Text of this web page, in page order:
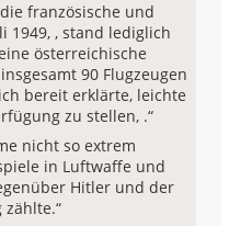
französische und
1949, , stand lediglich
österreichische
90 Flugzeugen
bereit erklärte, leichte
zu stellen, .“
nicht so extrem
in Luftwaffe und
Hitler und der